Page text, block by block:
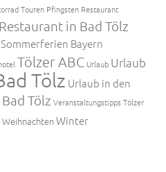
Touren Pfingsten Restaurant
Restaurant in Bad Tölz
Sommerferien Bayern
Tölzer ABC Urlaub Urlaub
Tölz Urlaub in den
Tölz Veranstaltungstipps Tölzer
WeihnachtenWinter